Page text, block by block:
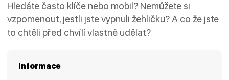
Hledáte často klíče nebo mobil? Nemůžete si
vzpomenout, jestli jste vypnuli žehličku? A co že jste
to chtěli před chvílí vlastně udělat?
Informace